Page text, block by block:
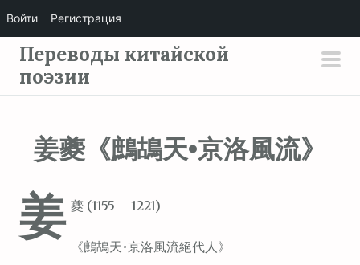
р
Переводы китайской
поэзии
姜夔《鷓鴣天•京洛風流》
姜 夔 (1155 – 1221)
《鷓鴣天•京洛風流絕代人》
Войти Регистрация